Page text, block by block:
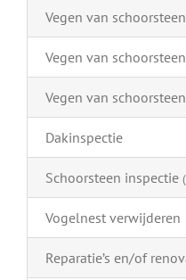
Vegen van
Vegen van
Vegen van
Dakinspectie
Schoorsteen inspectie
Vogelnest verwijderen
Reparatie’s en/of